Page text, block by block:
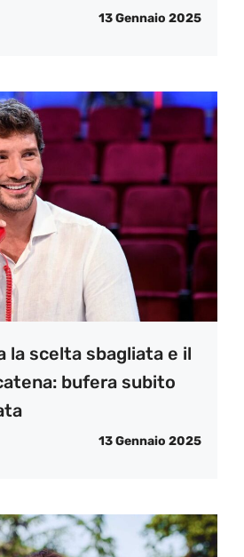
13 Gennaio 2025
la scelta sbagliata e il
bufera subito
13 Gennaio 2025